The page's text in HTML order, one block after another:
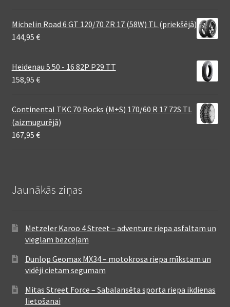
Michelin Road 6 GT 120/70 ZR 17 (58W) TL (priekšējā)
144,95 €
Heidenau 5.50 - 16 82P P29 TT
158,95 €
Continental TKC 70 Rocks (M+S) 170/60 R 17 72S TL
(aizmugurējā)
167,95 €
Jaunākās ziņas
Metzeler Karoo 4 Street – adventure riepa asfaltam un
vieglam bezceļam
Dunlop Geomax MX34 – motokrosa riepa mīkstam un
vidēji cietam segumam
Mitas Street Force – Sabalansēta sporta riepa ikdienas
lietošanai